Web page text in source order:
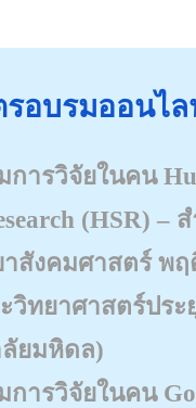
อบรมออนไ
การวิจัยในคน
(HSR) –
สังคมศาสตร์ พฤ
วิทยาศาสตร์ประ
ยมหิดล)
การวิจัยในคน